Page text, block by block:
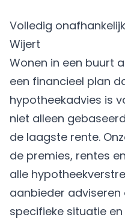
Volledig
Wijert
Wonen in een buurt
een financieel plan
hypotheekadvies is
niet alleen
de laagste rente.
de premies, rentes
alle
aanbieder
specifieke situatie